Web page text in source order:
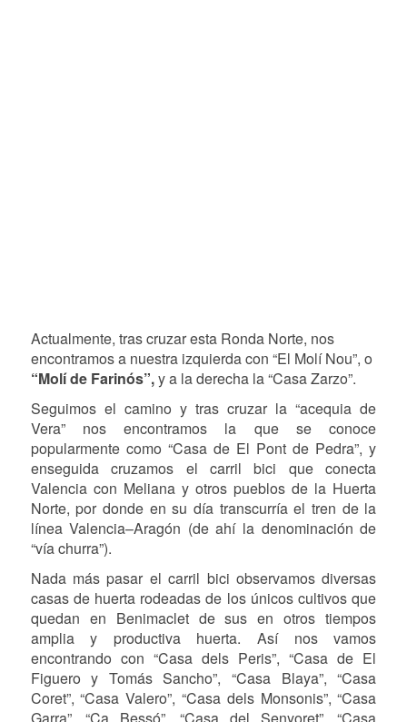
Actualmente, tras cruzar esta Ronda Norte, nos
encontramos a nuestra izquierda con “El Molí Nou”, o
“Molí de Farinós”,y a la derecha la “Casa Zarzo”.
Seguimos el camino y tras cruzar la “acequia de
Vera” nos encontramos la que se conoce
popularmente como “Casa de El Pont de Pedra”, y
enseguida cruzamos el carril bici que conecta
Valencia con Meliana y otros pueblos de la Huerta
Norte, por donde en su día transcurría el tren de la
línea Valencia–Aragón (de ahí la denominación de
“vía churra”).
Nada más pasar el carril bici observamos diversas
casas de huerta rodeadas de los únicos cultivos que
quedan en Benimaclet de sus en otros tiempos
amplia y productiva huerta. Así nos vamos
encontrando con “Casa dels Peris”, “Casa de El
Figuero y Tomás Sancho”, “Casa Blaya”, “Casa
Coret”, “Casa Valero”, “Casa dels Monsonis”, “Casa